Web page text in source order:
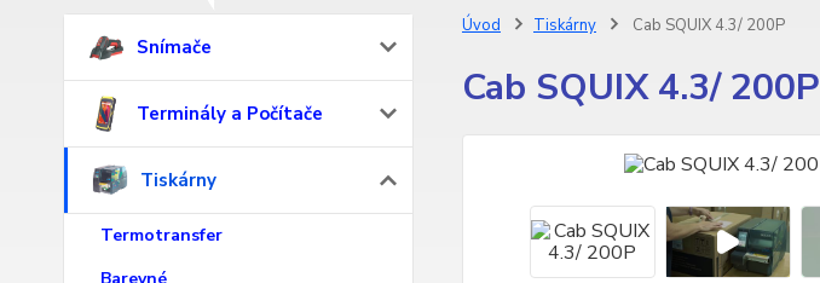
Snímače
Terminály a Počítače
Tiskárny
Termotransfer
Úvod Tiskárny Cab SQUIX 4.3/ 200P
Cab SQUIX 4.3/ 200P